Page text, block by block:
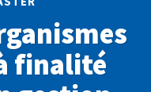
finalité